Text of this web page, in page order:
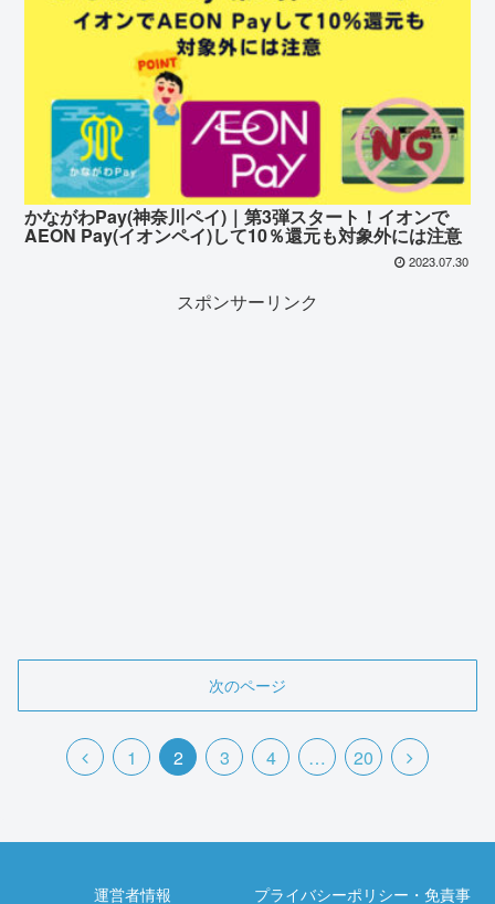
かながわPay(神奈川ペイ)｜第3弾スタート！イオンで
AEON Pay(イオンペイ)して10％還元も対象外には注意
2023.07.30
スポンサーリンク
次のページ
1 2 3 4 … 20
運営者情報 プライバシーポリシー・免責事